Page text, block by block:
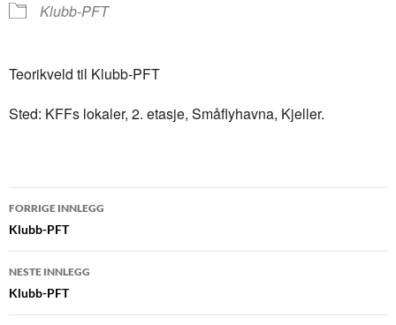
Klubb-PFT
Teorikveld til Klubb-PFT
Sted: KFFs lokaler, 2. etasje, Småflyhavna, Kjeller.
Innleggsnavigasjon
FORRIGE INNLEGG
Klubb-PFT
NESTE INNLEGG
Klubb-PFT